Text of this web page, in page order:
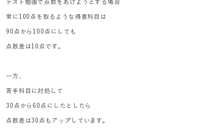
テスト勉強で点数をあげようとする場合
常に100点を取るような得意科目は
90点から100点にしても
点数差は10点です。
一方、
苦手科目に対処して
30点から60点にしたとしたら
点数差は30点もアップしています。